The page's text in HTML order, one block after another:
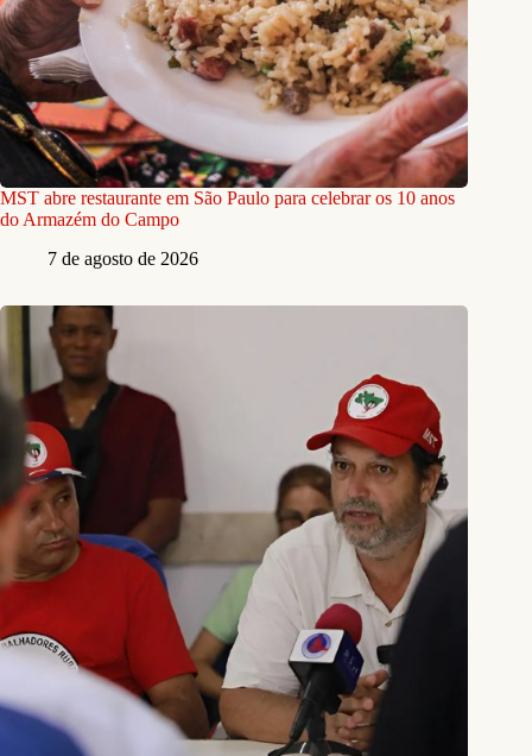
MST abre restaurante em São Paulo para celebrar os 10 anos
do Armazém do Campo
7 de agosto de 2026